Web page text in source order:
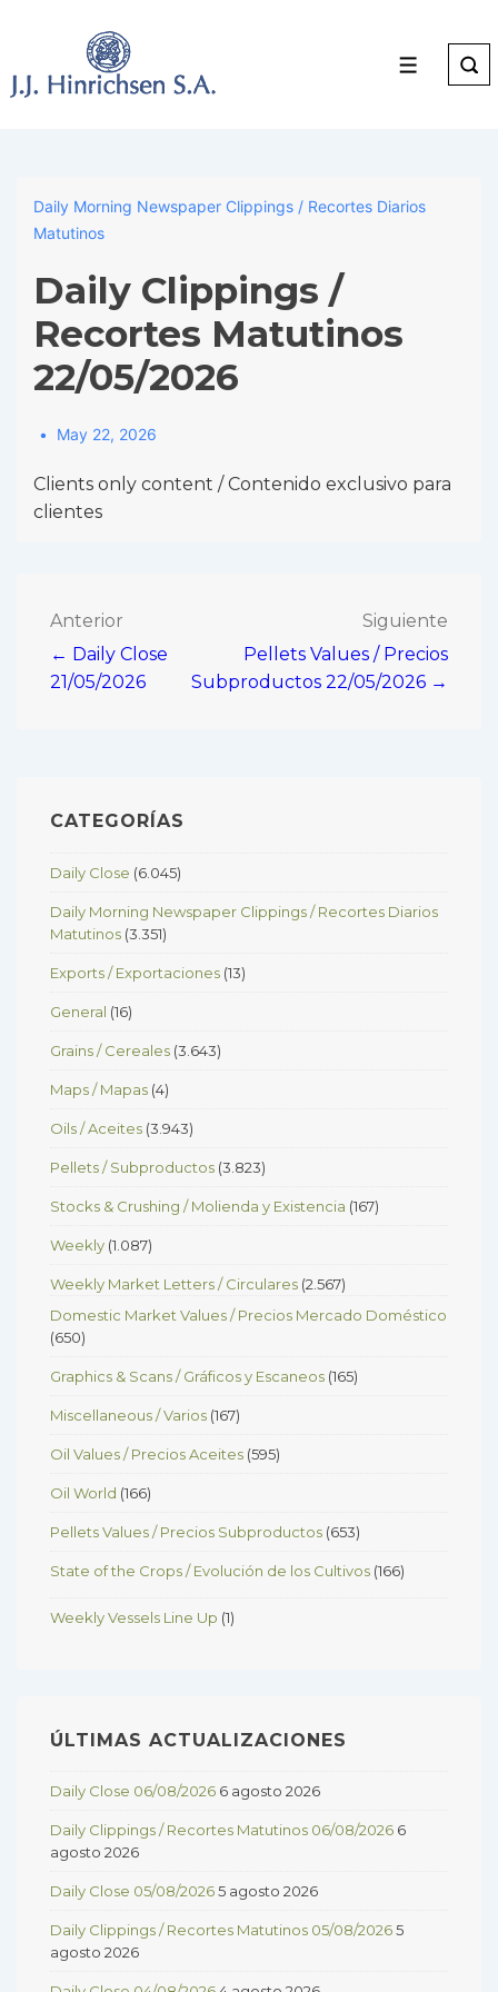
Main
Menu
Daily Morning Newspaper Clippings / Recortes Diarios
Matutinos
Daily Clippings /
Recortes Matutinos
22/05/2026
May 22, 2026
Clients only content / Contenido exclusivo para
clientes
Navegación
de
Anterior
← Daily Close
21/05/2026
Siguiente
Pellets Values / Precios
Subproductos 22/05/2026 →
CATEGORÍAS
Daily Close (6.045)
Daily Morning Newspaper Clippings / Recortes Diarios
Matutinos (3.351)
Exports / Exportaciones (13)
General (16)
Grains / Cereales (3.643)
Maps / Mapas (4)
Oils / Aceites (3.943)
Pellets / Subproductos (3.823)
Stocks & Crushing / Molienda y Existencia (167)
Weekly (1.087)
Weekly Market Letters / Circulares (2.567)
Domestic Market Values / Precios Mercado Doméstico
(650)
Graphics & Scans / Gráficos y Escaneos (165)
Miscellaneous / Varios (167)
Oil Values / Precios Aceites (595)
Oil World (166)
Pellets Values / Precios Subproductos (653)
State of the Crops / Evolución de los Cultivos (166)
Weekly Vessels Line Up (1)
ÚLTIMAS ACTUALIZACIONES
Daily Close 06/08/2026 6 agosto 2026
Daily Clippings / Recortes Matutinos 06/08/2026 6
agosto 2026
Daily Close 05/08/20265 agosto 2026
Daily Clippings / Recortes Matutinos 05/08/20265
agosto 2026